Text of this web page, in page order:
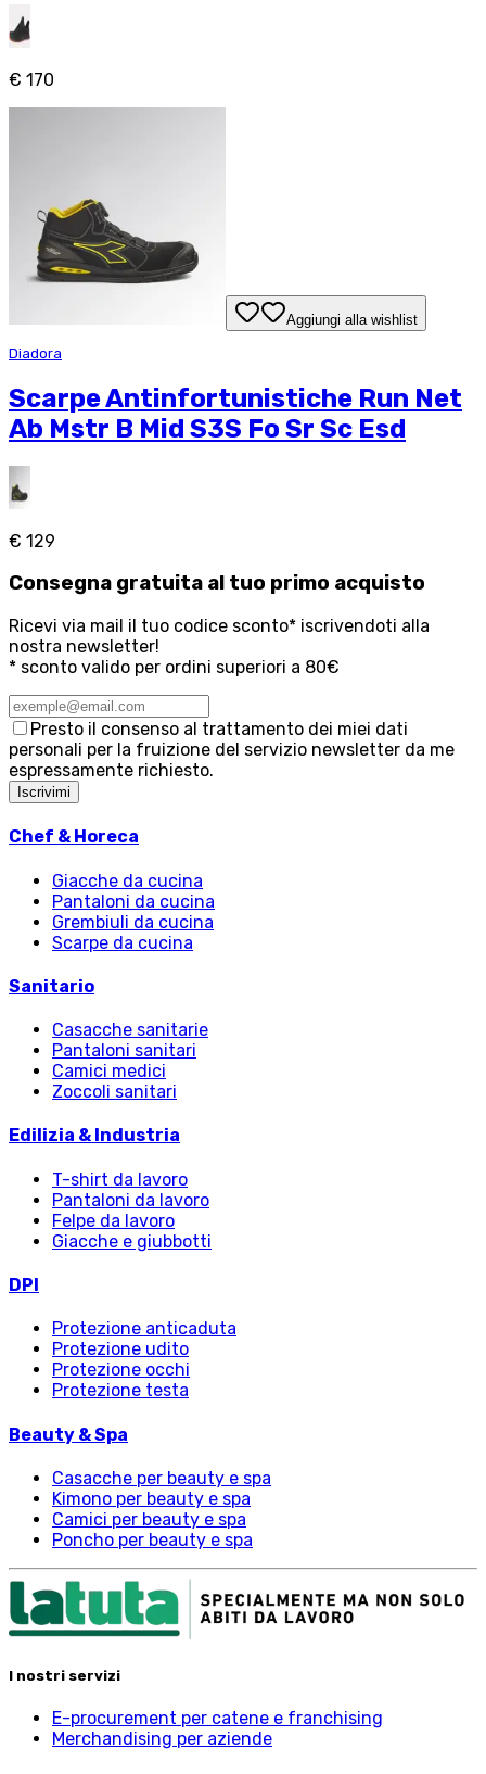
€ 170
Aggiungi alla wishlist
Diadora
Scarpe Antinfortunistiche Run Net
Ab Mstr B Mid S3S Fo Sr Sc Esd
€ 129
Consegna gratuita al tuo primo acquisto
Ricevi via mail il tuo codice sconto* iscrivendoti alla
nostra newsletter!
* sconto valido per ordini superiori a 80€
Presto il consenso al trattamento dei miei dati
personali per la fruizione del servizio newsletter da me
espressamente richiesto.
Iscrivimi
Chef & Horeca
Giacche da cucina
Pantaloni da cucina
Grembiuli da cucina
Scarpe da cucina
Sanitario
Casacche sanitarie
Pantaloni sanitari
Camici medici
Zoccoli sanitari
Edilizia & Industria
T-shirt da lavoro
Pantaloni da lavoro
Felpe da lavoro
Giacche e giubbotti
DPI
Protezione anticaduta
Protezione udito
Protezione occhi
Protezione testa
Beauty & Spa
Casacche per beauty e spa
Kimono per beauty e spa
Camici per beauty e spa
Poncho per beauty e spa
I nostri servizi
E-procurement per catene e franchising
Merchandising per aziende